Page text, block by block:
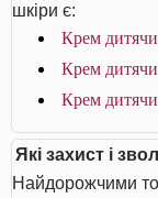
шкіри є:
Крем
Крем
Крем
Які захист і
Найдорожчими